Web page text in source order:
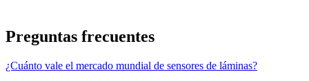
Preguntas frecuentes
¿Cuánto vale el mercado mundial de sensores de láminas?